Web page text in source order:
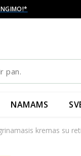
NAMAMS
kremas su